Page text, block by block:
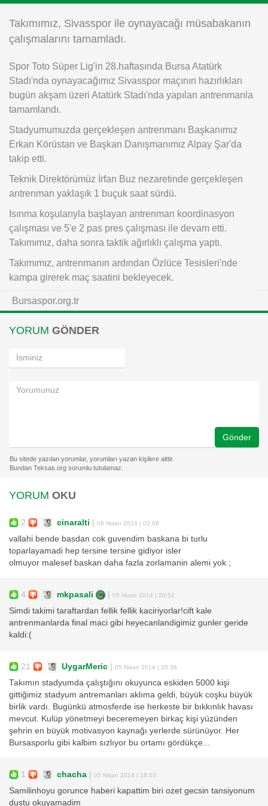
Instagram
iOS
Takımımız, Sivasspor ile oynayacağı müsabakanın
çalışmalarını tamamladı.
Spor Toto Süper Lig'in 28.haftasında Bursa Atatürk
Stadı'nda oynayacağımız Sivasspor maçının hazırlıkları
bugün akşam üzeri Atatürk Stadı'nda yapılan antrenmanla
tamamlandı.
Stadyumumuzda gerçekleşen antrenmanı Başkanımız
Erkan Körüstan ve Başkan Danışmanımız Alpay Şar'da
takip etti.
Teknik Direktörümüz İrfan Buz nezaretinde gerçekleşen
antrenman yaklaşık 1 buçuk saat sürdü.
Isınma koşularıyla başlayan antrenman koordinasyon
çalışması ve 5'e 2 pas pres çalışması ile devam etti.
Takımımız, daha sonra taktik ağırlıklı çalışma yaptı.
Takımımız, antrenmanın ardından Özlüce Tesisleri'nde
kampa girerek maç saatini bekleyecek.
Bursaspor.org.tr
YORUM GÖNDER
Gönder
YORUM OKU
2 cinaralti | 06 Nisan 2014 | 02:08
vallahi bende basdan cok guvendim baskana bi turlu
toparlayamadi hep tersine tersine gidiyor isler
olmuyor malesef baskan daha fazla zorlamanin alemi yok ;
4 mkpasali | 05 Nisan 2014 | 20:52
Simdi takimi taraftardan fellik fellik kaciriyorlar!cift kale
antrenmanlarda final maci gibi heyecanlandigimiz gunler geride
kaldi:(
21 UygarMeric | 05 Nisan 2014 | 20:36
Takımın stadyumda çalıştığını okuyunca eskiden 5000 kişi
gittiğimiz stadyum antremanları aklıma geldi, büyük coşku büyük
birlik vardı. Bugünkü atmosferde ise herkeste bir bıkkınlık havası
mevcut. Kulüp yönetmeyi beceremeyen birkaç kişi yüzünden
şehrin en büyük motivasyon kaynağı yerlerde sürünüyor. Her
Bursasporlu gibi kalbim sızlıyor bu ortamı gördükçe...
1 chacha | 05 Nisan 2014 | 18:53
Samilinhoyu gorunce haberi kapattim biri ozet gecsin tansiyonum
dustu okuyamadim